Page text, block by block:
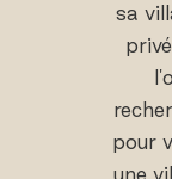
sa
pour
une